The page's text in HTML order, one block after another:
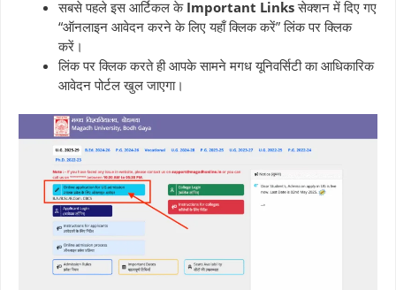
सबसे पहले इस आर्टिकल के Important Linksसेक्शन में दिए गए
“ऑनलाइन आवेदन करने के लिए यहाँ क्लिक करें” लिंक पर क्लिक
करें।
लिंक पर क्लिक करते ही आपके सामने मगध यूनिवर्सिटी का आधिकारिक
आवेदन पोर्टल खुल जाएगा।